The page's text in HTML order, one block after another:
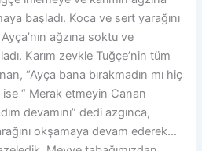
başladı. Koca ve sert yarağını
ağzına soktu ve
Karım zevkle Tuğçe’nin tüm
“Ayça bana bırakmadın mı hiç
ise “ Merak etmeyin Canan
devamını” dedi azgınca,
okşamaya devam ederek…